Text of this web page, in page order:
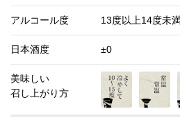
アルコール度 13度以上14度未
日本酒度 ±0
美味しい
召し上がり方